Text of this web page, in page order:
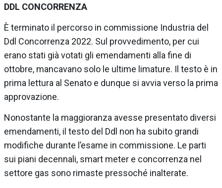
DDL CONCORRENZA
È terminato il percorso in commissione Industria del
Ddl Concorrenza 2022. Sul provvedimento, per cui
erano stati già votati gli emendamenti alla fine di
ottobre, mancavano solo le ultime limature. Il testo è in
prima lettura al Senato e dunque si avvia verso la prima
approvazione.
Nonostante la maggioranza avesse presentato diversi
emendamenti, il testo del Ddl non ha subito grandi
modifiche durante l’esame in commissione. Le parti
sui piani decennali, smart meter e concorrenza nel
settore gas sono rimaste pressoché inalterate.